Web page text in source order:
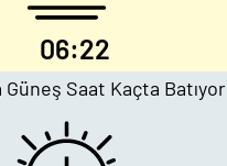
06:22
Saat Kaçta Batıyor